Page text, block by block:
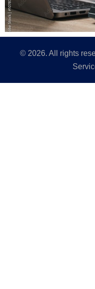
© 2026. All rights